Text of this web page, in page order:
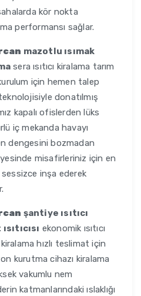
kör nokta
performansı sağlar.
mazotlu ısımak
sera ısıtıcı kiralama tarım
için hemen talep
donatılmış
kapalı ofislerden lüks
iç mekanda havayı
dengesini bozmadan
misafirleriniz için en
inşa ederek
şantiye ısıtıcı
ekonomik ısıtıcı
hızlı teslimat için
kurutma cihazı kiralama
vakumlu nem
katmanlarındaki ıslaklığı